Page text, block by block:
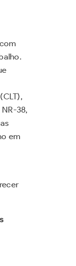
38,
em